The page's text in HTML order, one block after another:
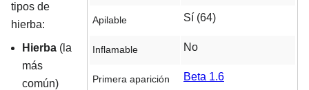
Apilable Sí (64)
Inflamable No
Primera aparición Beta 1.6
tipos de
hierba:
Hierba (la
más
común)